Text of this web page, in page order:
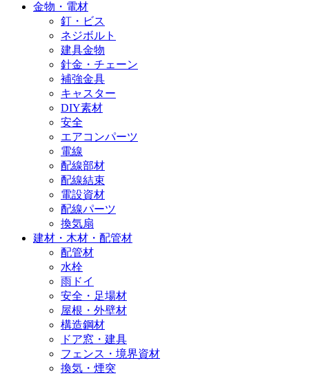
金物・電材
釘・ビス
ネジボルト
建具金物
針金・チェーン
補強金具
キャスター
DIY素材
安全
エアコンパーツ
電線
配線部材
配線結束
電設資材
配線パーツ
換気扇
建材・木材・配管材
配管材
水栓
雨ドイ
安全・足場材
屋根・外壁材
構造鋼材
ドア窓・建具
フェンス・境界資材
換気・煙突